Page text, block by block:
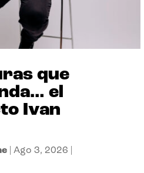
que
el
Ivan
|Ago 3, 2026